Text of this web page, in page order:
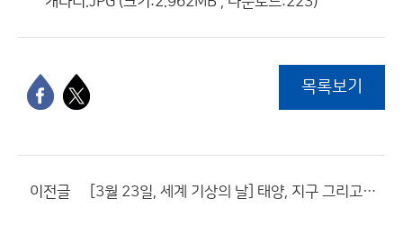
목록보기
이전글 [3월 23일, 세계 기상의 날] 태양, 지구 그리고 날씨를 말하다